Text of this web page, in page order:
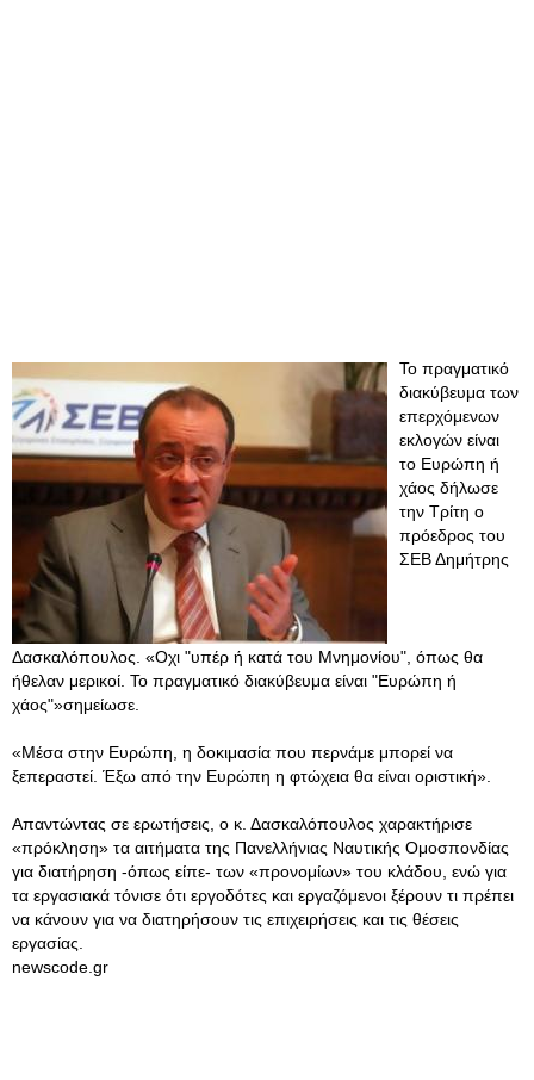
Το πραγματικό
διακύβευμα των
επερχόμενων
εκλογών είναι
το Ευρώπη ή
χάος δήλωσε
την Τρίτη ο
πρόεδρος του
ΣΕΒ Δημήτρης
Δασκαλόπουλος. «Οχι "υπέρ ή κατά του Μνημονίου", όπως θα
ήθελαν μερικοί. Το πραγματικό διακύβευμα είναι "Ευρώπη ή
χάος"»σημείωσε.
«Μέσα στην Ευρώπη, η δοκιμασία που περνάμε μπορεί να
ξεπεραστεί. Έξω από την Ευρώπη η φτώχεια θα είναι οριστική».
Απαντώντας σε ερωτήσεις, ο κ. Δασκαλόπουλος χαρακτήρισε
«πρόκληση» τα αιτήματα της Πανελλήνιας Ναυτικής Ομοσπονδίας
για διατήρηση -όπως είπε- των «προνομίων» του κλάδου, ενώ για
τα εργασιακά τόνισε ότι εργοδότες και εργαζόμενοι ξέρουν τι πρέπει
να κάνουν για να διατηρήσουν τις επιχειρήσεις και τις θέσεις
εργασίας.
newscode.gr